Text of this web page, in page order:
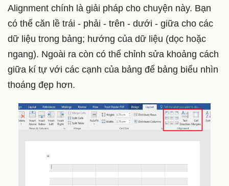
Alignment chính là giải pháp cho chuyện này. Bạn
có thể căn lề trái - phải - trên - dưới - giữa cho các
dữ liệu trong bảng; hướng của dữ liệu (dọc hoặc
ngang). Ngoài ra còn có thể chỉnh sửa khoảng cách
giữa kí tự với các cạnh của bảng để bảng biểu nhìn
thoáng đẹp hơn.